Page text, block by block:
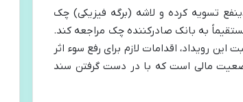
تسویه کرده و لاشه (برگه فیزیکی) چک
به بانک صادرکننده چک مراجعه کند.
رویداد، اقدامات لازم برای رفع سوء اثر
مالی است که با در دست گرفتن سند